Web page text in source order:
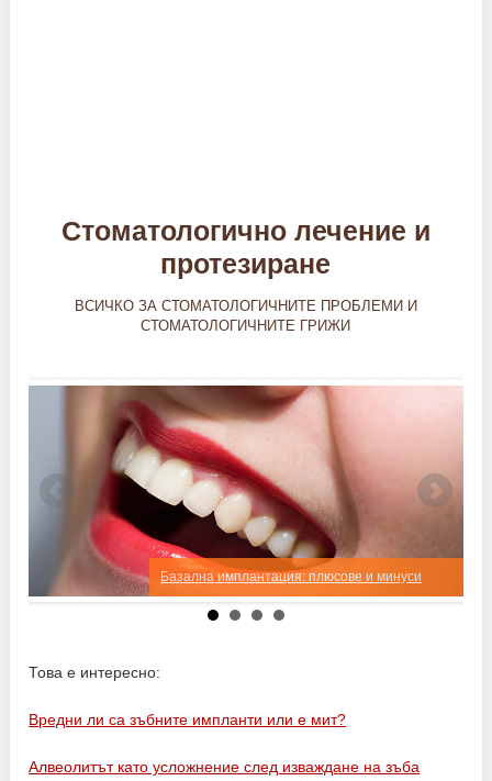
Стоматологично лечение и
протезиране
ВСИЧКО ЗА СТОМАТОЛОГИЧНИТЕ ПРОБЛЕМИ И
СТОМАТОЛОГИЧНИТЕ ГРИЖИ
Базална имплантация: плюсове и минуси
Това е интересно:
Вредни ли са зъбните импланти или е мит?
Алвеолитът като усложнение след изваждане на зъба